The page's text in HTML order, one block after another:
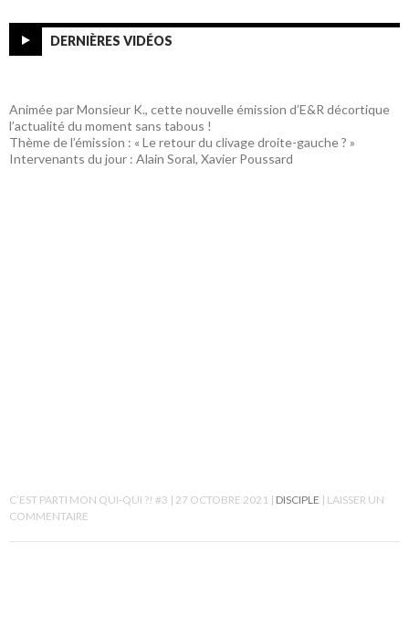
DERNIÈRES VIDÉOS
Animée par Monsieur K., cette nouvelle émission d’E&R décortique
l’actualité du moment sans tabous !
Thème de l’émission : « Le retour du clivage droite-gauche ? »
Intervenants du jour : Alain Soral, Xavier Poussard
C’EST PARTI MON QUI-QUI ?! #3 27 OCTOBRE 2021 DISCIPLE
LAISSER UN
COMMENTAIRE